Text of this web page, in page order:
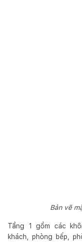
Bản vẽ
Tầng 1 gồm các
khách, phòng bếp,